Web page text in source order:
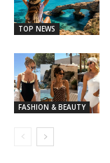
TOP NEWS
FASHION & BEAUTY